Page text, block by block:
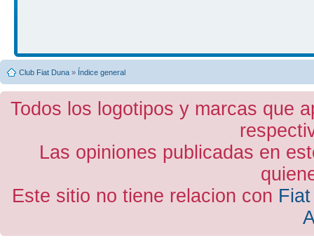
Club Fiat Duna » Índice general
Todos los logotipos y marcas que
Las opiniones publicadas en
Este sitio no tiene relacion con